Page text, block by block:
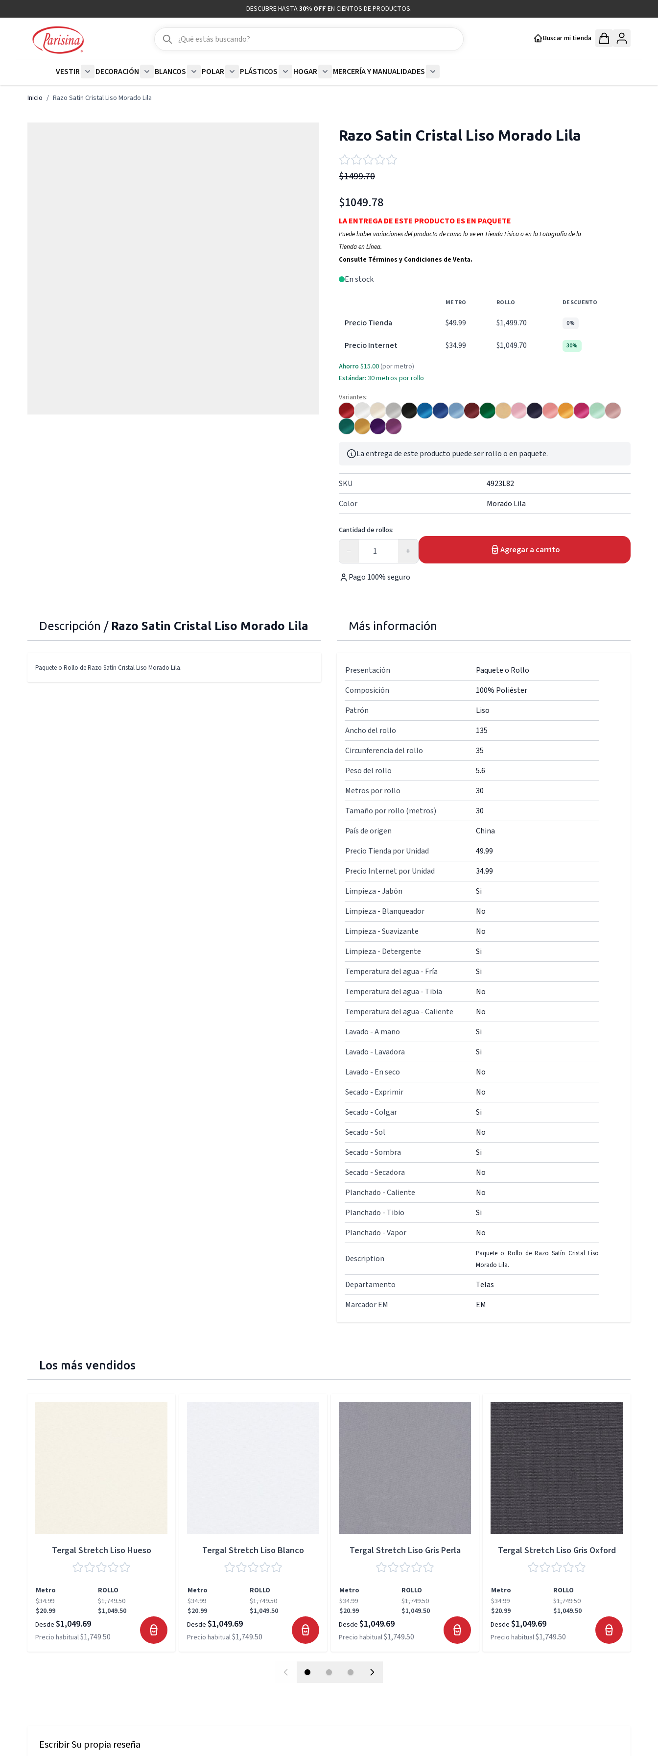
DESCUBRE HASTA30% OFF EN CIENTOS DE PRODUCTOS.
Buscar
Buscar
Buscar mi tienda
VESTIR
DECORACIÓN
BLANCOS
POLAR
PLÁSTICOS
HOGAR
MERCERÍA Y MANUALIDADES
Inicio / Razo Satin Cristal Liso Morado Lila
Razo Satin Cristal Liso Morado Lila
$1499.70
$1049.78
LA ENTREGA DE ESTE PRODUCTO ES EN PAQUETE
Puede haber variaciones del producto de como lo ve en Tienda Física o en la Fotografía de la
Tienda en Línea.
Consulte Términos y Condiciones de Venta.
En stock
METRO ROLLO DESCUENTO
Precio Tienda $49.99 $1,499.70 0%
Precio Internet $34.99 $1,049.70 30%
Ahorro $15.00 (por metro)
Estándar: 30 metros por rollo
Variantes:
La entrega de este producto puede ser rollo o en paquete.
SKU
4923L82
Color
Morado Lila
Cantidad de rollos:
−
Cantidad
+ Agregar a carrito
Pago 100% seguro
Descripción / Razo Satin Cristal Liso Morado Lila
Paquete o Rollo de Razo Satín Cristal Liso Morado Lila.
Más información
Presentación
Paquete o Rollo
Composición
100% Poliéster
Patrón
Liso
Ancho del rollo
135
Circunferencia del rollo
35
Peso del rollo
5.6
Metros por rollo
30
Tamaño por rollo (metros)
30
País de origen
China
Precio Tienda por Unidad
49.99
Precio Internet por Unidad
34.99
Limpieza - Jabón
Si
Limpieza - Blanqueador
No
Limpieza - Suavizante
No
Limpieza - Detergente
Si
Temperatura del agua - Fría
Si
Temperatura del agua - Tibia
No
Temperatura del agua - Caliente
No
Lavado - A mano
Si
Lavado - Lavadora
Si
Lavado - En seco
No
Secado - Exprimir
No
Secado - Colgar
Si
Secado - Sol
No
Secado - Sombra
Si
Secado - Secadora
No
Planchado - Caliente
No
Planchado - Tibio
Si
Planchado - Vapor
No
Description
Paquete o Rollo de Razo Satín Cristal Liso
Morado Lila.
Departamento
Telas
Marcador EM
EM
Los más vendidos
Tergal Stretch Liso Hueso
Metro
ROLLO
$34.99
$20.99
$1,749.50
$1,049.50
Desde $1,049.69
Precio habitual$1,749.50
Tergal Stretch Liso Blanco
Metro
ROLLO
$34.99
$20.99
$1,749.50
$1,049.50
Desde $1,049.69
Precio habitual$1,749.50
Tergal Stretch Liso Gris Perla
Metro
ROLLO
$34.99
$20.99
$1,749.50
$1,049.50
Desde $1,049.69
Precio habitual$1,749.50
Tergal Stretch Liso Gris Oxford
Metro
ROLLO
$34.99
$20.99
$1,749.50
$1,049.50
Desde $1,049.69
Precio habitual$1,749.50
Escribir Su propia reseña